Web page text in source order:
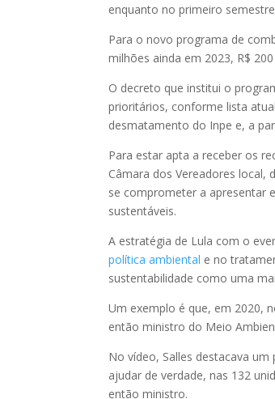
enquanto no primeiro
Para o novo programa de
milhões ainda em 2023, R$
O decreto que institui o
prioritários, conforme lista
desmatamento do Inpe e, a
Para estar apta a receber os
Câmara dos Vereadores
se comprometer a apresentar
sustentáveis.
A estratégia de Lula com o
política ambiental e no
sustentabilidade como uma
Um exemplo é que, em 2020,
então ministro do Meio
No vídeo, Salles destacava
ajudar de verdade, nas 132
então ministro.